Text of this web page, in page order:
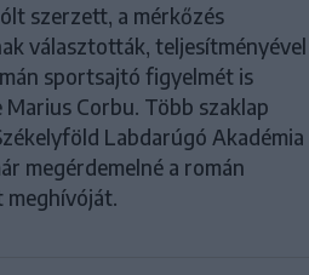
szerzett, a mérkőzés
választották, teljesítményével
sportsajtó figyelmét is
Corbu. Több szaklap
Labdarúgó Akadémia
megérdemelné a román